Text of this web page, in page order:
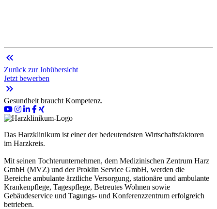
keyboard_double_arrow_left
Zurück zur Jobübersicht
Jetzt bewerben
keyboard_double_arrow_right
Gesundheit braucht Kompetenz.
Das Harzklinikum ist einer der bedeutendsten Wirtschaftsfaktoren
im Harzkreis.
Mit seinen Tochterunternehmen, dem Medizinischen Zentrum Harz
GmbH (MVZ) und der Proklin Service GmbH, werden die
Bereiche ambulante ärztliche Versorgung, stationäre und ambulante
Krankenpflege, Tagespflege, Betreutes Wohnen sowie
Gebäudeservice und Tagungs- und Konferenzzentrum erfolgreich
betrieben.